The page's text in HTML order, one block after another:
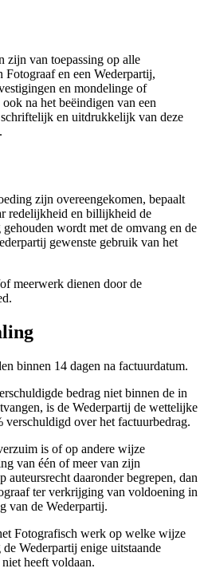
zijn van toepassing op alle
Fotograaf en een Wederpartij,
en mondelinge of
na het beëindigen van een
en uitdrukkelijk van deze
zijn overeengekomen, bepaalt
redelijkheid en billijkheid de
wordt met de omvang en de
gewenste gebruik van het
meerwerk dienen door de
binnen 14 dagen na factuurdatum.
bedrag niet binnen de in
is de Wederpartij de wettelijke
verschuldigd over het factuurbedrag.
is of op andere wijze
van één of meer van zijn
daaronder begrepen, dan
ter verkrijging van voldoening in
van de Wederpartij.
Fotografisch werk op welke wijze
Wederpartij enige uitstaande
heeft voldaan.